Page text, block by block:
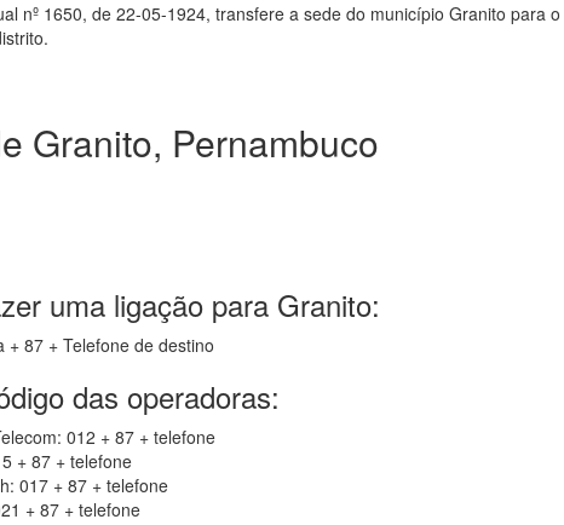
nº 1650, de 22-05-1924, transfere a sede do município Granito para
Granito, Pernambuco
uma ligação para Granito:
+ 87 + Telefone de destino
das operadoras:
012 + 87 + telefone
+ 87 + telefone
017 + 87 + telefone
+ 87 + telefone